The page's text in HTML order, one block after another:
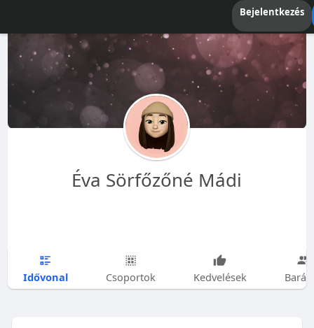
Bejelentkezés
Éva Sörfőzőné Mádi
Idővonal Csoportok Kedvelések